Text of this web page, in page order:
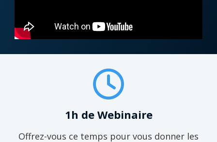
1h de Webinaire
Offrez-vous ce temps pour vous donner les